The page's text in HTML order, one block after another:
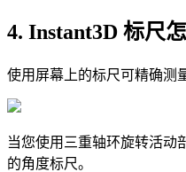
4. Instant3D 标尺怎
使用屏幕上的标尺可精确测
当您使用三重轴环旋转活动
的角度标尺。